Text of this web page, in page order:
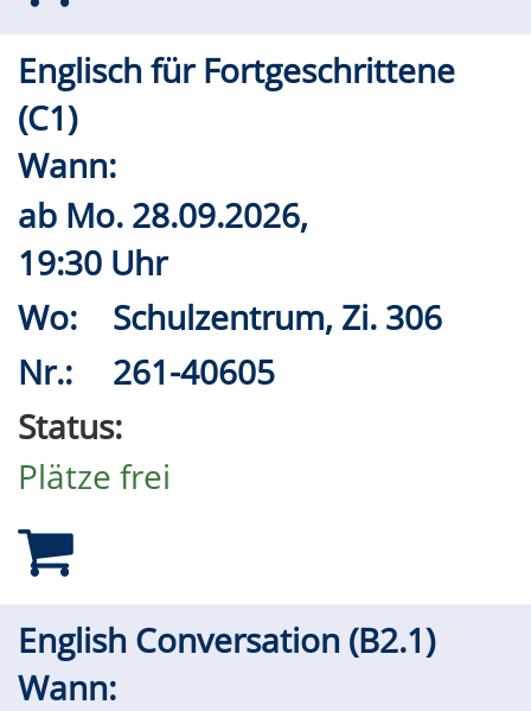
Englisch für Fortgeschrittene
(C1)
Wann:
ab Mo. 28.09.2026,
19:30 Uhr
Wo:
Schulzentrum, Zi. 306
Nr.:
261-40605
Status:
Plätze frei
English Conversation (B2.1)
Wann: